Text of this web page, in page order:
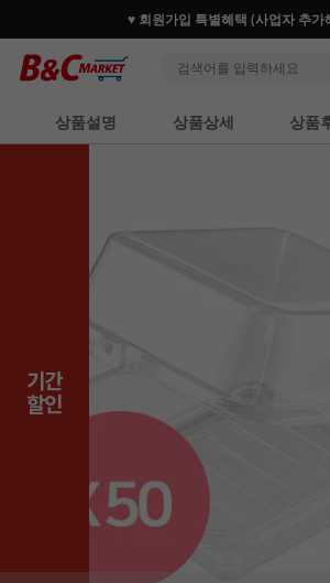
♥ 회원가입 특별혜택 (사업자 추가
상품설명 상품상세 상품
기간
할인